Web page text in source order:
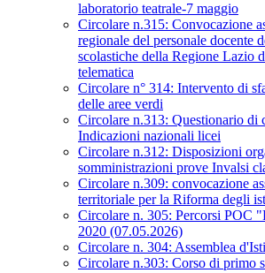
laboratorio teatrale-7 maggio
Circolare n.315: Convocazione
regionale del personale docente
scolastiche della Regione Lazio
telematica
Circolare n° 314: Intervento di
delle aree verdi
Circolare n.313: Questionario di
Indicazioni nazionali licei
Circolare n.312: Disposizioni
somministrazioni prove Invalsi
Circolare n.309: convocazione
territoriale per la Riforma degli
Circolare n. 305: Percorsi POC
2020 (07.05.2026)
Circolare n. 304: Assemblea
Circolare n.303: Corso di primo